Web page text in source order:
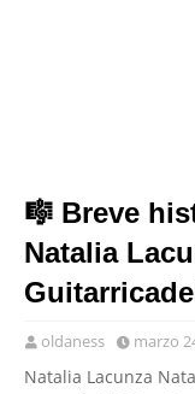
🎼 Breve
Natalia
oldaness marzo
Natalia Lacunza